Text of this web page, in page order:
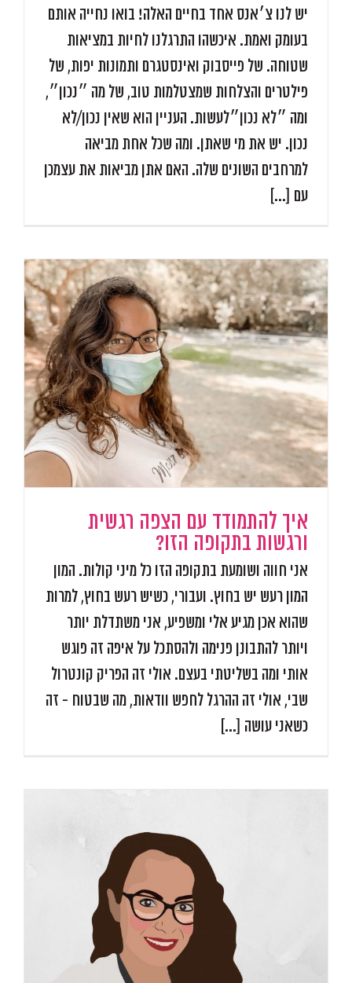
יש לנו צ׳אנס אחד בחיים האלה! בואו נחייה אותם
בעומק ואמת. איכשהו התרגלנו לחיות במציאות
שטוחה. של פייסבוק ואינסטגרם ותמונות יפות, של
פילטרים והצלחות שמצטלמות טוב, של מה ״נכון״,
ומה ״לא נכון״לעשות. העניין הוא שאין נכון/לא
נכון. יש את מי שאתן. ומה שכל אחת מביאה
למרחבים השונים שלה. האם אתן מביאות את עצמכן
עם [...]
איך להתמודד עם הצפה רגשית
ורגשות בתקופה הזו?
אני חווה ושומעת בתקופה הזו כל מיני קולות. המון
המון רעש יש בחוץ. ועבורי, כשיש רעש בחוץ, למרות
שהוא אכן מגיע אלי ומשפיע, אני משתדלת יותר
ויותר להתבונן פנימה ולהסתכל על איפה זה פוגש
אותי ומה בשליטתי בעצם. אולי זה הפריק קונטרול
שבי, אולי זה ההרגל לחפש וודאות, מה שבטוח - זה
כשאני עושה [...]